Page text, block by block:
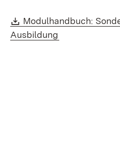
Download:
Modulhandbuch:
Ausbildung